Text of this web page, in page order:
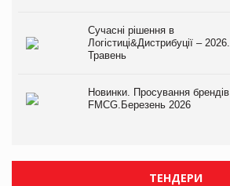
Сучасні рішення в
Логістиці&Дистрибуції – 2026.
Травень
Новинки. Просування брендів
FMCG.Березень 2026
ТЕНДЕРИ